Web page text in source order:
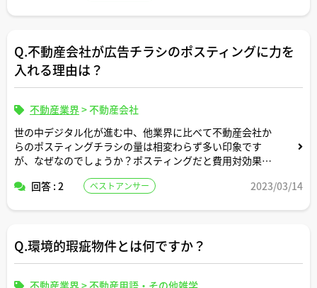
Q.不動産会社が広告チラシのポスティングに力を
入れる理由は？
不動産業界>不動産会社
世の中デジタル化が進む中、他業界に比べて不動産会社か
らのポスティングチラシの量は相変わらず多い印象です
が、なぜなのでしょうか？ポスティングだと費用対効果と
回答 : 2
ベストアンサー 2023/03/14
Q.環境的瑕疵物件とは何ですか？
不動産業界>不動産用語・その他雑学